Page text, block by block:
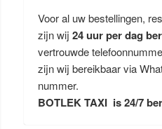
Voor al uw bestellingen,
zijn wij 24 uur per dag
vertrouwde
zijn wij bereikbaar via
nummer.
BOTLEK TAXI is 24/7